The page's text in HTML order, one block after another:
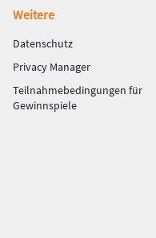
Weitere
Datenschutz
Privacy Manager
Teilnahmebedingungen für
Gewinnspiele